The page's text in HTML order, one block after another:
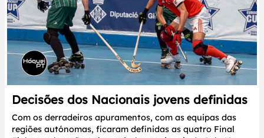
Decisões dos Nacionais jovens definidas
Com os derradeiros apuramentos, com as equipas das
regiões autónomas, ficaram definidas as quatro Final